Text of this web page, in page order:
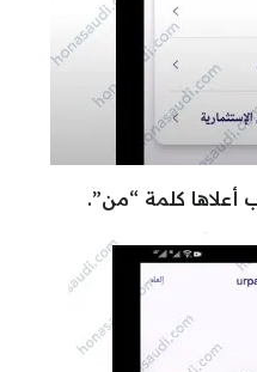
أعلاها كلمة “من”.